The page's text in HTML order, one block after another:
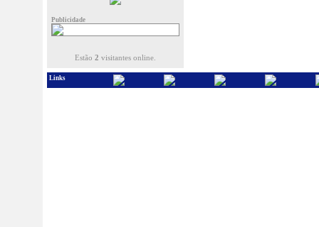
Publicidade
Estão 2 visitantes online.
Links